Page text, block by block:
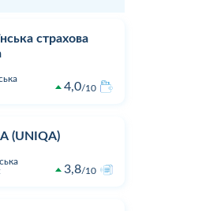
страхова
4,0 10
(UNIQA)
3,8 10